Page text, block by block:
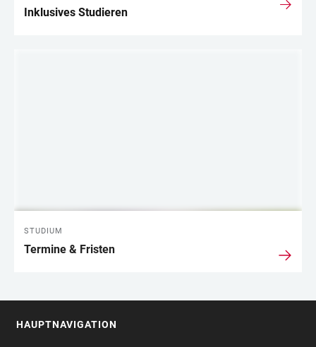
Inklusives Studieren
STUDIUM
Termine & Fristen
HAUPTNAVIGATION